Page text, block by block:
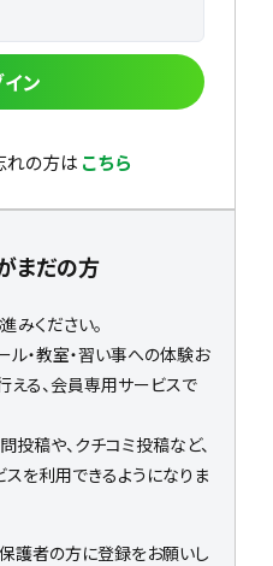
ン
れの方は こちら
まだの方
みください。
ル・教室・習い事への体験お
える、会員専用サービスで
投稿や、クチコミ投稿など、
を利用できるようになりま
護者の方に登録をお願いし